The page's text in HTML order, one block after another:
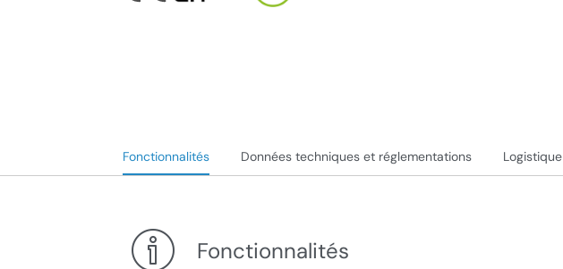
Fonctionnalités Données techniques et réglementations Logistique
Fonctionnalités